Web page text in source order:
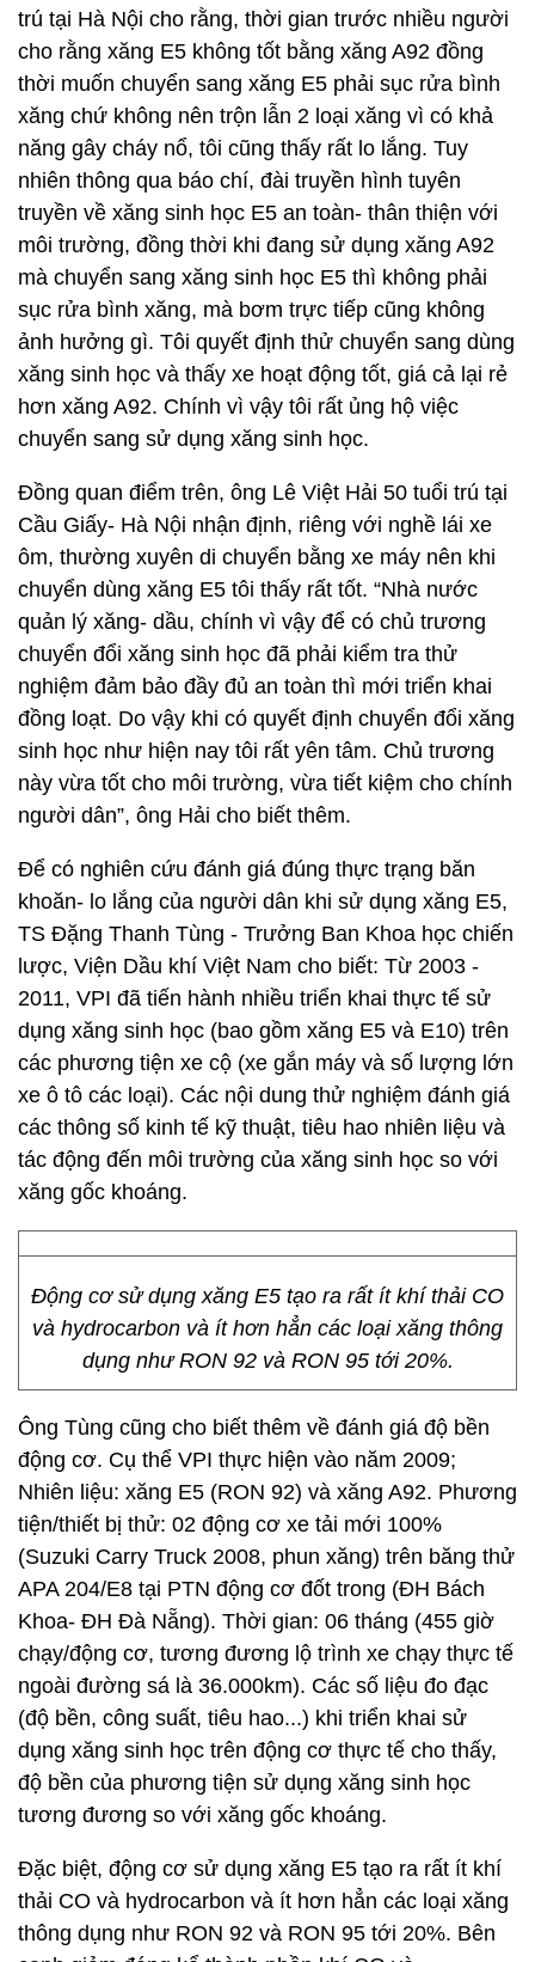
trú tại Hà Nội cho rằng, thời gian trước nhiều người
cho rằng xăng E5 không tốt bằng xăng A92 đồng
thời muốn chuyển sang xăng E5 phải sục rửa bình
xăng chứ không nên trộn lẫn 2 loại xăng vì có khả
năng gây cháy nổ, tôi cũng thấy rất lo lắng. Tuy
nhiên thông qua báo chí, đài truyền hình tuyên
truyền về xăng sinh học E5 an toàn- thân thiện với
môi trường, đồng thời khi đang sử dụng xăng A92
mà chuyển sang xăng sinh học E5 thì không phải
sục rửa bình xăng, mà bơm trực tiếp cũng không
ảnh hưởng gì. Tôi quyết định thử chuyển sang dùng
xăng sinh học và thấy xe hoạt động tốt, giá cả lại rẻ
hơn xăng A92. Chính vì vậy tôi rất ủng hộ việc
chuyển sang sử dụng xăng sinh học.
Đồng quan điểm trên, ông Lê Việt Hải 50 tuổi trú tại
Cầu Giấy- Hà Nội nhận định, riêng với nghề lái xe
ôm, thường xuyên di chuyển bằng xe máy nên khi
chuyển dùng xăng E5 tôi thấy rất tốt. “Nhà nước
quản lý xăng- dầu, chính vì vậy để có chủ trương
chuyển đổi xăng sinh học đã phải kiểm tra thử
nghiệm đảm bảo đầy đủ an toàn thì mới triển khai
đồng loạt. Do vậy khi có quyết định chuyển đổi xăng
sinh học như hiện nay tôi rất yên tâm. Chủ trương
này vừa tốt cho môi trường, vừa tiết kiệm cho chính
người dân”, ông Hải cho biết thêm.
Để có nghiên cứu đánh giá đúng thực trạng băn
khoăn- lo lắng của người dân khi sử dụng xăng E5,
TS Đặng Thanh Tùng - Trưởng Ban Khoa học chiến
lược, Viện Dầu khí Việt Nam cho biết: Từ 2003 -
2011, VPI đã tiến hành nhiều triển khai thực tế sử
dụng xăng sinh học (bao gồm xăng E5 và E10) trên
các phương tiện xe cộ (xe gắn máy và số lượng lớn
xe ô tô các loại). Các nội dung thử nghiệm đánh giá
các thông số kinh tế kỹ thuật, tiêu hao nhiên liệu và
tác động đến môi trường của xăng sinh học so với
xăng gốc khoáng.
Động cơ sử dụng xăng E5 tạo ra rất ít khí thải CO
và hydrocarbon và ít hơn hẳn các loại xăng thông
dụng như RON 92 và RON 95 tới 20%.
Ông Tùng cũng cho biết thêm về đánh giá độ bền
động cơ. Cụ thể VPI thực hiện vào năm 2009;
Nhiên liệu: xăng E5 (RON 92) và xăng A92. Phương
tiện/thiết bị thử: 02 động cơ xe tải mới 100%
(Suzuki Carry Truck 2008, phun xăng) trên băng thử
APA 204/E8 tại PTN động cơ đốt trong (ĐH Bách
Khoa- ĐH Đà Nẵng). Thời gian: 06 tháng (455 giờ
chạy/động cơ, tương đương lộ trình xe chạy thực tế
ngoài đường sá là 36.000km). Các số liệu đo đạc
(độ bền, công suất, tiêu hao...) khi triển khai sử
dụng xăng sinh học trên động cơ thực tế cho thấy,
độ bền của phương tiện sử dụng xăng sinh học
tương đương so với xăng gốc khoáng.
Đặc biệt, động cơ sử dụng xăng E5 tạo ra rất ít khí
thải CO và hydrocarbon và ít hơn hẳn các loại xăng
thông dụng như RON 92 và RON 95 tới 20%. Bên